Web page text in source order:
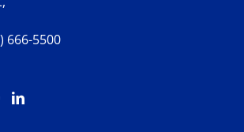
666-5500